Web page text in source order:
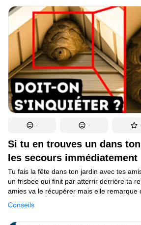
toi ! Un inconnu pourrait ainsi découvrir
ou ton lieu de résidence. Dans des
à chiens, il est facile de se détendre et de
à des inconnus. Alors fais attention aux
le collier de ton chien !
Si tu en trouves un dans
les secours immédiatement
Conseils
Tu fais la fête dans ton jardin avec tes
un frisbee qui finit par atterrir derrière ta
amies va le récupérer mais elle remarque
ressemble à une très grosse balle. En
le frisbee, elle voit des guêpes qui
autour d’elle. Tu étais loin de te douter
- -